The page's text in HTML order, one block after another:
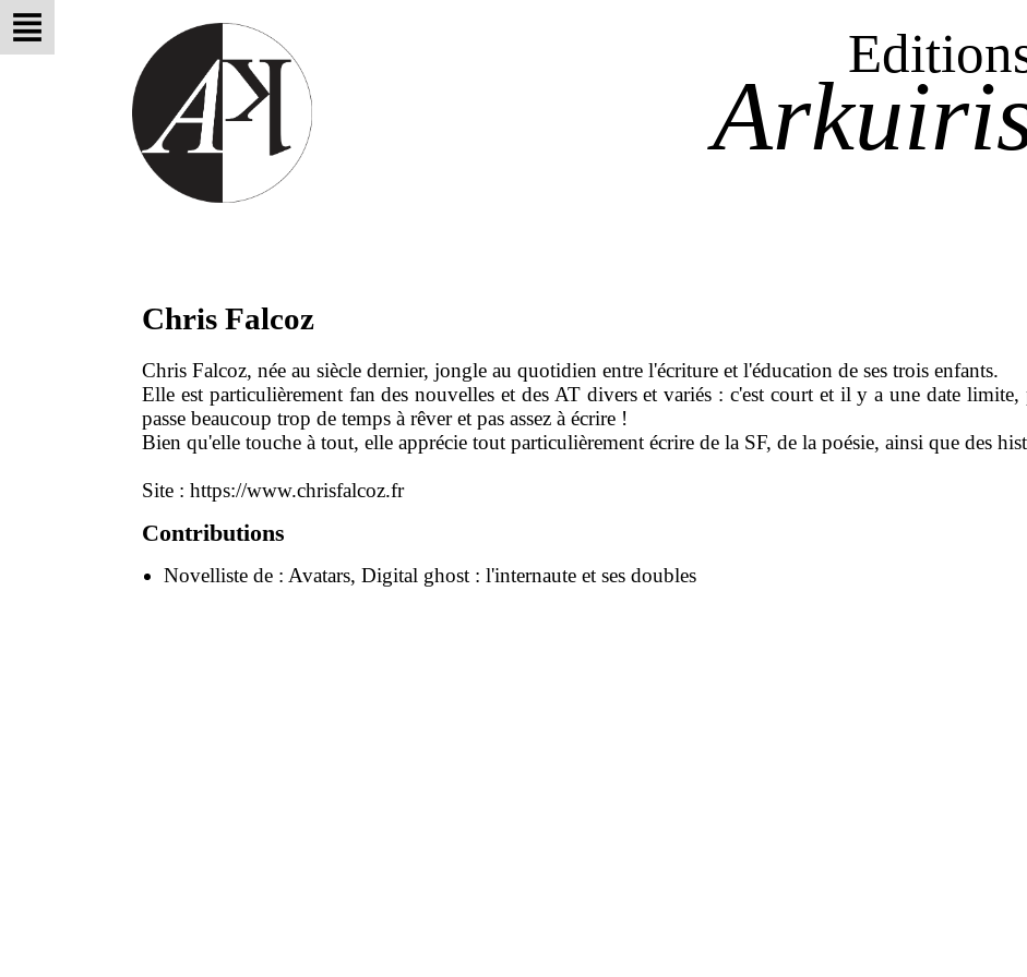
Chris Falcoz
Chris Falcoz, née au siècle dernier, jongle au quotidien entre l'écriture et l'éducation de ses trois enfants.
Elle est particulièrement fan des nouvelles et des AT divers et variés : c'est court et il y a une date
passe beaucoup trop de temps à rêver et pas assez à écrire !
Bien qu'elle touche à tout, elle apprécie tout particulièrement écrire de la SF, de la poésie, ainsi que des
Site : https://www.chrisfalcoz.fr
Contributions
Novelliste de : Avatars, Digital ghost : l'internaute et ses doubles